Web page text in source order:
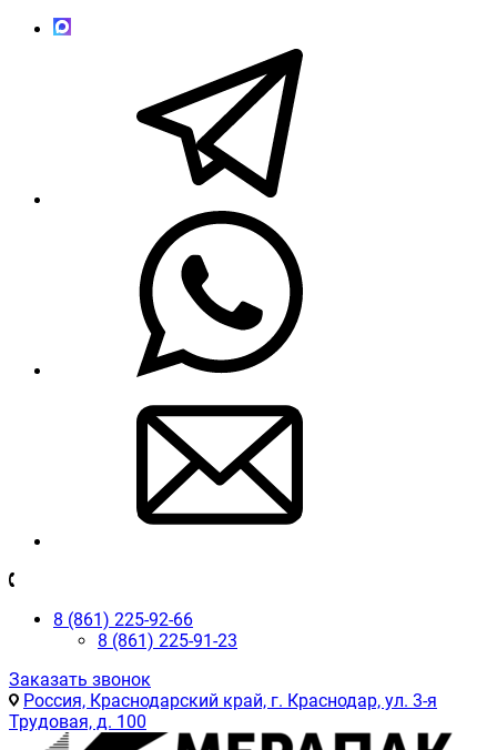
8 (861) 225-92-66
8 (861) 225-91-23
Заказать звонок
Россия, Краснодарский край, г. Краснодар, ул. 3-я
Трудовая, д. 100